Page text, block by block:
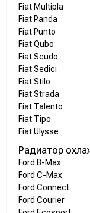
Fiat Multipla
Fiat Panda
Fiat Punto
Fiat Qubo
Fiat Scudo
Fiat Sedici
Fiat Stilo
Fiat Strada
Fiat Talento
Fiat Tipo
Fiat Ulysse
Радиатор
Ford B-Max
Ford C-Max
Ford Connect
Ford Courier